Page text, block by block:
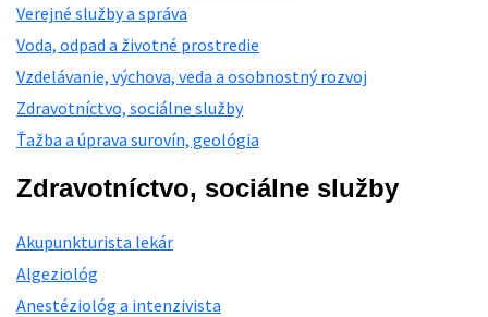
Verejné služby a správa
Voda, odpad a životné prostredie
Vzdelávanie, výchova, veda a osobnostný rozvoj
Zdravotníctvo, sociálne služby
Ťažba a úprava surovín, geológia
Zdravotníctvo, sociálne služby
Akupunkturista lekár
Algeziológ
Anestéziológ a intenzivista